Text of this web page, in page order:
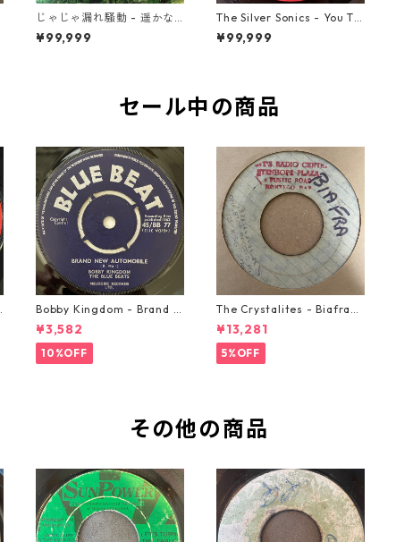
じゃじゃ漏れ騒動 - 遥かな
る河【7-22014】
¥99,999
The Silver Sonics - You To
ok My Love【7-21910】
¥99,999
セール中の商品
Bobby Kingdom - Brand N
ew Automobile【7-2088
9】
¥3,582
10%OFF
The Crystalites - Biafra
【7-21293】
¥13,281
5%OFF
その他の商品